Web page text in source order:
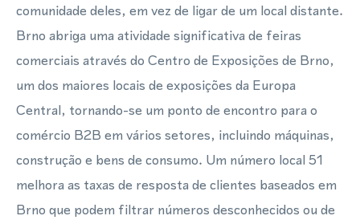
comunidade deles, em vez de ligar de um local distante.
Brno abriga uma atividade significativa de feiras
comerciais através do Centro de Exposições de Brno,
um dos maiores locais de exposições da Europa
Central, tornando-se um ponto de encontro para o
comércio B2B em vários setores, incluindo máquinas,
construção e bens de consumo. Um número local 51
melhora as taxas de resposta de clientes baseados em
Brno que podem filtrar números desconhecidos ou de